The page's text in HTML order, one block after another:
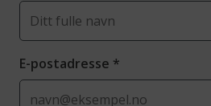
E-postadresse *